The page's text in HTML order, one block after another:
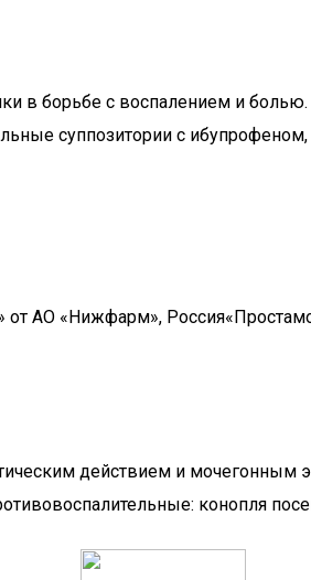
в борьбе с воспалением и
суппозитории с
АО «Нижфарм»,
действием и
конопля